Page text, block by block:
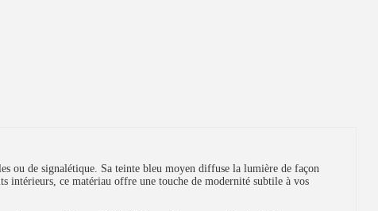
ou de signalétique. Sa teinte bleu moyen diffuse la lumière de façon
intérieurs, ce matériau offre une touche de modernité subtile à vos